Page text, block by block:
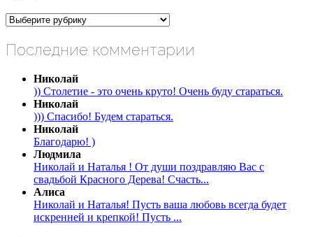
Рубрики
Последние комментарии
Николай
)) Столетие - это очень круто! Очень буду стараться.
Николай
))) Спасибо! Будем стараться.
Николай
Благодарю! )
Людмила
Николай и Наталья ! От души поздравляю Вас с
свадьбой Красного Дерева! Счасть...
Алиса
Николай и Наталья! Пусть ваша любовь всегда будет
искренней и крепкой! Пусть ...